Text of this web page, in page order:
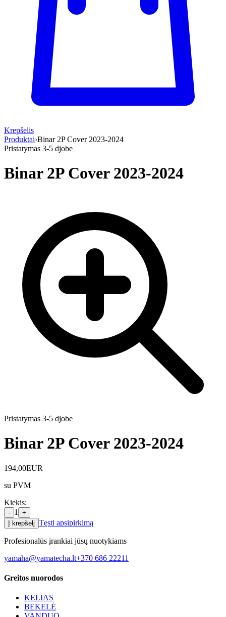
Krepšelis
Produktai›Binar 2P Cover 2023-2024
Pristatymas 3-5 djobe
Binar 2P Cover 2023-2024
Pristatymas 3-5 djobe
Binar 2P Cover 2023-2024
194,00EUR
su PVM
Kiekis:
- 1
+
Į krepšelį Tęsti apsipirkimą
Profesionalūs įrankiai jūsų nuotykiams
yamaha@yamatecha.lt+370 686 22211
Greitos nuorodos
KELIAS
BEKELĖ